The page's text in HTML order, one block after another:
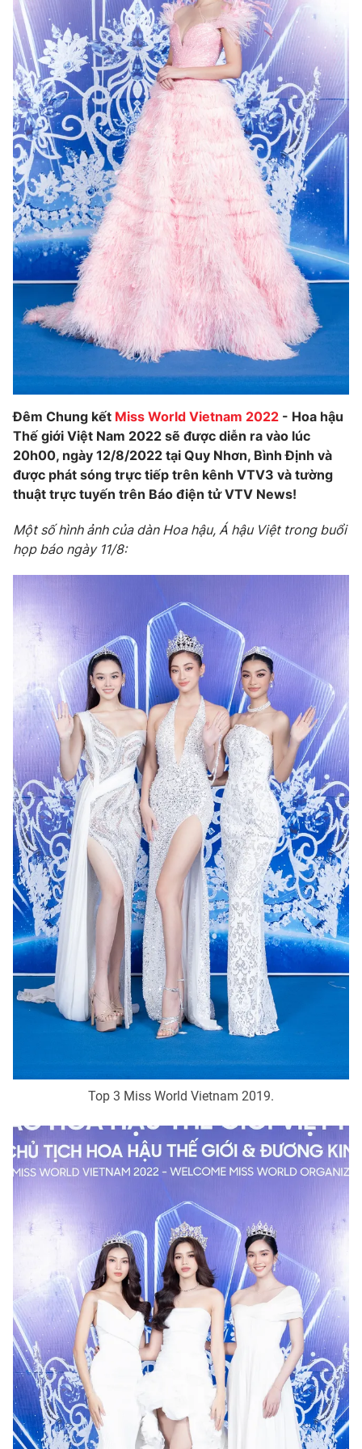
Đêm Chung kết Miss World Vietnam 2022 - Hoa hậu
Thế giới Việt Nam 2022 sẽ được diễn ra vào lúc
20h00, ngày 12/8/2022 tại Quy Nhơn, Bình Định và
được phát sóng trực tiếp trên kênh VTV3 và tường
thuật trực tuyến trên Báo điện tử VTV News!
Một số hình ảnh của dàn Hoa hậu, Á hậu Việt trong buổi
họp báo ngày 11/8:
Top 3 Miss World Vietnam 2019.